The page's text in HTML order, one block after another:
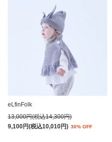
eLfinFolk
13,000円(税込14,300円)
9,100円(税込10,010円) 30% OFF